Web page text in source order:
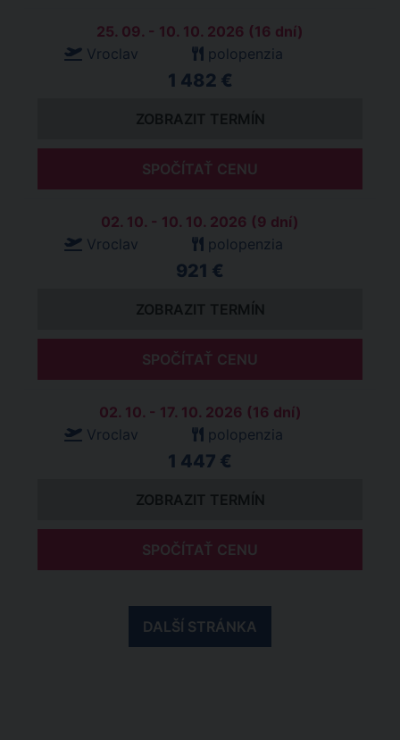
25. 09. - 10. 10. 2026 (16 dní)
Vroclav
polopenzia
1 482 €
ZOBRAZIT TERMÍN
SPOČÍTAŤ CENU
02. 10. - 10. 10. 2026 (9 dní)
Vroclav
polopenzia
921 €
ZOBRAZIT TERMÍN
SPOČÍTAŤ CENU
02. 10. - 17. 10. 2026 (16 dní)
Vroclav
polopenzia
1 447 €
ZOBRAZIT TERMÍN
SPOČÍTAŤ CENU
DALŠÍ STRÁNKA